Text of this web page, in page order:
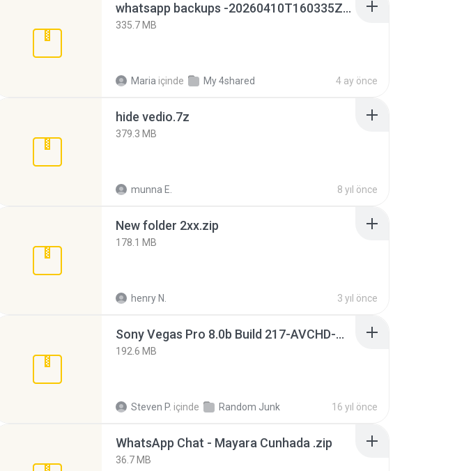
whatsapp backups -20260410T160335Z-3-001.zip
335.7 MB
Maria içinde My 4shared 4 ay önce
hide vedio.7z
379.3 MB
munna E. 8 yıl önce
New folder 2xx.zip
178.1 MB
henry N. 3 yıl önce
Sony Vegas Pro 8.0b Build 217-AVCHD-MPG-AC3 FIXED.7z
192.6 MB
Steven P. içinde Random Junk 16 yıl önce
WhatsApp Chat - Mayara Cunhada .zip
36.7 MB